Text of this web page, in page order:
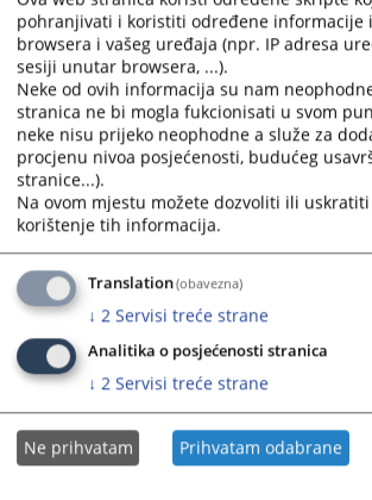
calendar
and
select
a
date.
Press
the
question
mark
key
get
the
keyboard
shortcuts
for
changing
dates.
calendar
and
select
a
date.
Press
question
mark
key
to
get
keyboard
shortcuts
for
changing
dates.
04.11.2010.
pohranjivati i koristiti određene informacije
browsera i vašeg uređaja (npr. IP adresa
sesiji unutar browsera, ...).
Neke od ovih informacija su nam
stranica ne bi mogla fukcionisati u svom
neke nisu prijeko neophodne a služe za
procjenu nivoa posjećenosti, budućeg
stranice...).
Na ovom mjestu možete dozvoliti ili
korištenje tih informacija.
Translation(obavezna)
↓ 2 Servisi treće strane
Analitika o posjećenosti stranica
↓ 2 Servisi treće strane
Ne prihvatam Prihvatam odabrane